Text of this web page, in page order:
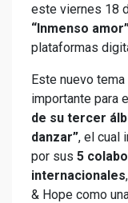
este viernes 18
“Inmenso
plataformas
Este nuevo
importante para
de su tercer
danzar”, el cual
por sus 5
internacionales
& Hope como